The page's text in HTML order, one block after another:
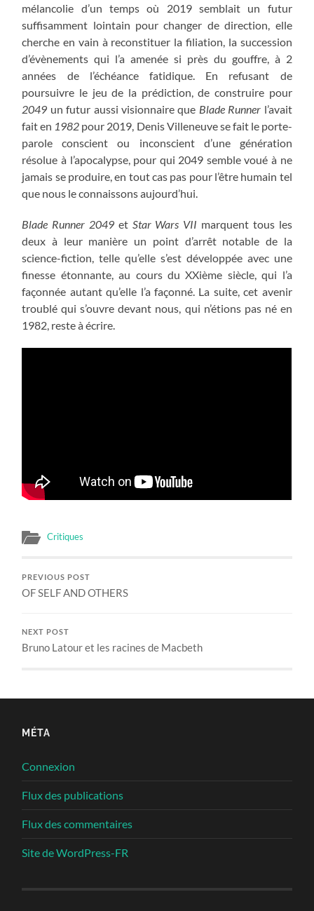
mélancolie d’un temps où 2019 semblait un futur
suffisamment lointain pour changer de direction, elle
cherche en vain à reconstituer la filiation, la succession
d’évènements qui l’a amenée si près du gouffre, à 2
années de l’échéance fatidique. En refusant de
poursuivre le jeu de la prédiction, de construire pour
2049 un futur aussi visionnaire que Blade Runner l’avait
fait en 1982 pour 2019, Denis Villeneuve se fait le porte-
parole conscient ou inconscient d’une génération
résolue à l’apocalypse, pour qui 2049 semble voué à ne
jamais se produire, en tout cas pas pour l’être humain tel
que nous le connaissons aujourd’hui.
Blade Runner 2049 et Star Wars VII marquent tous les
deux à leur manière un point d’arrêt notable de la
science-fiction, telle qu’elle s’est développée avec une
finesse étonnante, au cours du XXième siècle, qui l’a
façonnée autant qu’elle l’a façonné. La suite, cet avenir
troublé qui s’ouvre devant nous, qui n’étions pas né en
1982, reste à écrire.
Critiques
PREVIOUS POST
OF SELF AND OTHERS
NEXT POST
Bruno Latour et les racines de Macbeth
MÉTA
Connexion
Flux des publications
Flux des commentaires
Site de WordPress-FR